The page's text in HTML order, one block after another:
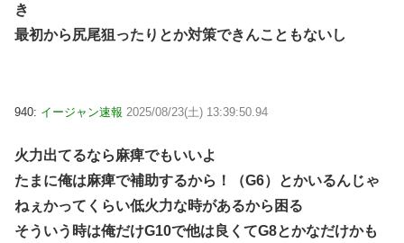
き
最初から尻尾狙ったりとか対策できんこともないし
940: イージャン速報 2025/08/23(土) 13:39:50.94
火力出てるなら麻痺でもいいよ
たまに俺は麻痺で補助するから！（G6）とかいるんじゃ
ねぇかってくらい低火力な時があるから困る
そういう時は俺だけG10で他は良くてG8とかなだけかも